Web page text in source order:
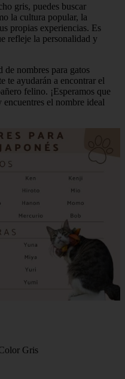
gris, puedes buscar
la cultura popular, la
propias experiencias. Es
refleje la personalidad y
de nombres para gatos
te ayudarán a encontrar el
felino. ¡Esperamos que
el nombre ideal
Gris